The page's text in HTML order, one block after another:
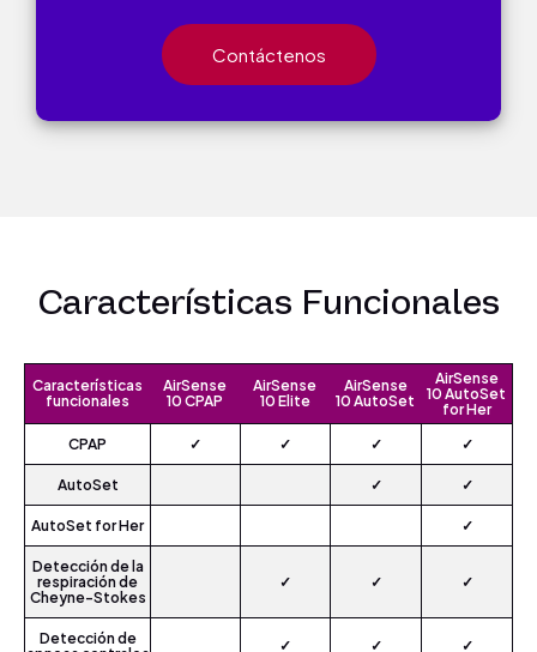
Contáctenos
Características Funcionales
Características
funcionales
AirSense
10 CPAP
AirSense
10 Elite
AirSense
10 AutoSet
AirSense
10 AutoSet
for Her
CPAP
✓ ✓ ✓ ✓
AutoSet ✓ ✓
AutoSet for Her ✓
Detección de la
respiración de
Cheyne-Stokes
✓ ✓ ✓
Detección de
✓ ✓ ✓